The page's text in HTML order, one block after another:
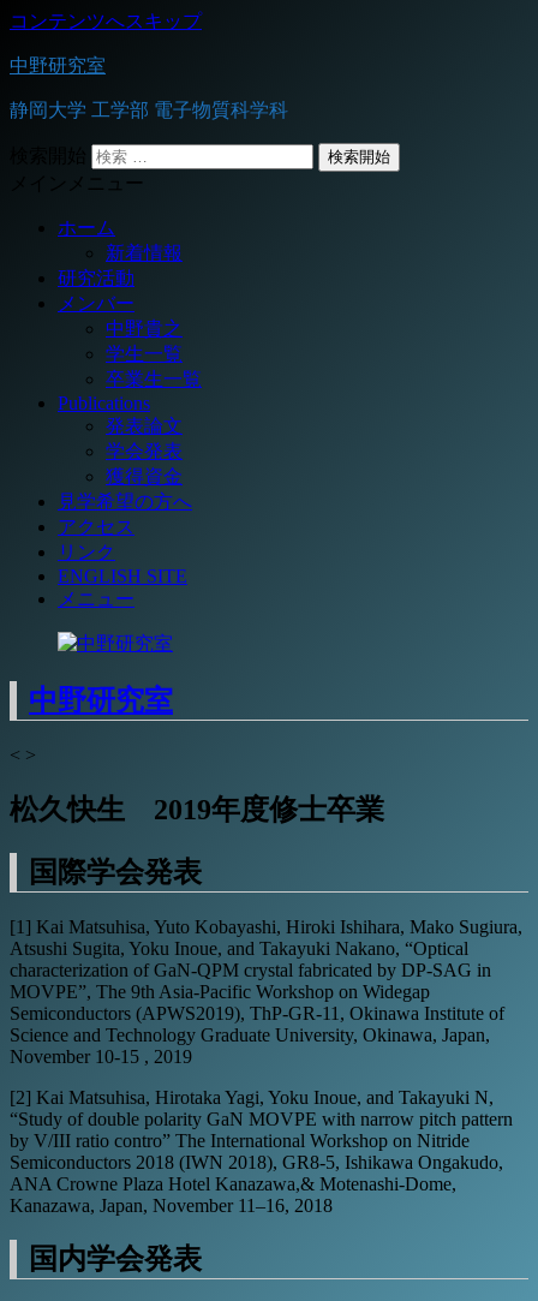
コンテンツへスキップ
中野研究室
静岡大学 工学部 電子物質科学科
メインメニュー
ホーム
新着情報
研究活動
メンバー
中野貴之
学生一覧
卒業生一覧
Publications
発表論文
学会発表
獲得資金
見学希望の方へ
アクセス
リンク
ENGLISH SITE
メニュー
中野研究室
< >
松久快生 2019年度修士卒業
国際学会発表
[1] Kai Matsuhisa, Yuto Kobayashi, Hiroki Ishihara, Mako Sugiura,
Atsushi Sugita, Yoku Inoue, and Takayuki Nakano, “Optical
characterization of GaN-QPM crystal fabricated by DP-SAG in
MOVPE”, The 9th Asia-Pacific Workshop on Widegap
Semiconductors (APWS2019), ThP-GR-11, Okinawa Institute of
Science and Technology Graduate University, Okinawa, Japan,
November 10-15 , 2019
[2] Kai Matsuhisa, Hirotaka Yagi, Yoku Inoue, and Takayuki N,
“Study of double polarity GaN MOVPE with narrow pitch pattern
by V/III ratio contro” The International Workshop on Nitride
Semiconductors 2018 (IWN 2018), GR8-5, Ishikawa Ongakudo,
ANA Crowne Plaza Hotel Kanazawa,& Motenashi-Dome,
Kanazawa, Japan, November 11–16, 2018
国内学会発表